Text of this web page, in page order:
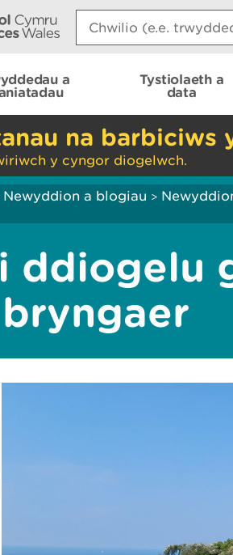
Search:
a
Tystiolaeth a
data
na barbiciws
y cyngor diogelwch.
Newyddion a blogiau >
ddiogelu